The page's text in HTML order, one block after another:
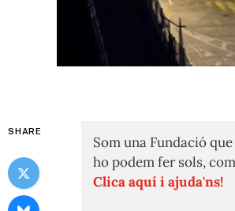
SHARE
Som una Fundació
ho podem fer sols,
Clica aquí i ajuda'ns!